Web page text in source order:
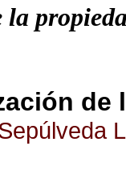
la
de